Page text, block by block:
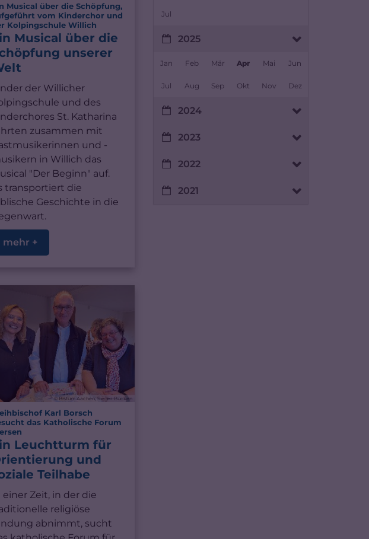
Musical über die Schöpfung,
vom Kinderchor und
Kolpingschule Willich:
Musical über die
unserer
der Willicher
und des
St. Katharina
zusammen mit
und -
in Willich das
"Der Beginn" auf.
transportiert die
Geschichte in die
mehr +
© Bistum Aachen, Sieger-Bücken
Karl Borsch
das Katholische Forum
:
Leuchtturm für
und
Teilhabe
einer Zeit, in der die
religiöse
abnimmt, sucht
Jul
2025
Jan Feb Mär Apr Mai Jun
Jul Aug Sep Okt Nov Dez
2024
2023
2022
2021